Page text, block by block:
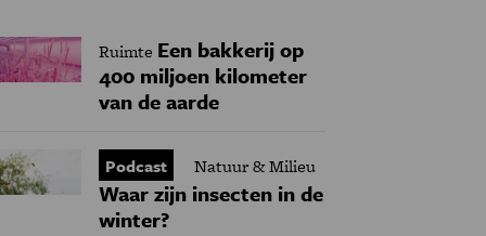
Ruimte Een bakkerij op
400 miljoen kilometer
van de aarde
Podcast Natuur & Milieu
Waar zijn insecten in de
winter?